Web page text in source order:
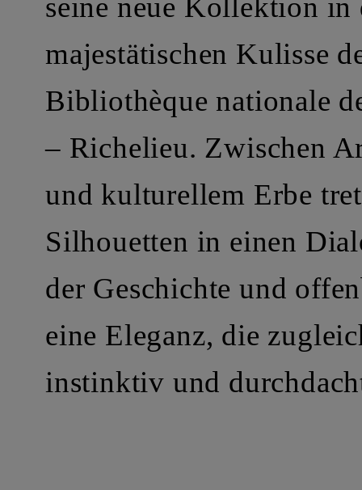
seine neue Kollektion in
majestätischen Kulisse
Bibliothèque nationale
– Richelieu. Zwischen
und kulturellem Erbe
Silhouetten in einen
der Geschichte und
eine Eleganz, die
instinktiv und